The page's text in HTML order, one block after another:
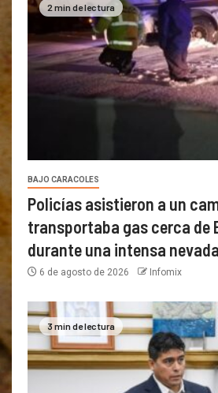
2 min de lectura
BAJO CARACOLES
Policías asistieron a un
transportaba gas cerca de
durante una intensa nevada
6 de agosto de 2026 Infomix
3 min de lectura